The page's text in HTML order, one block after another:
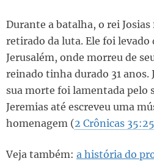
Durante a batalha, o rei
retirado da luta. Ele foi levado
Jerusalém, onde morreu de
reinado tinha durado 31 anos.
sua morte foi lamentada pelo
Jeremias até escreveu uma
homenagem (2 Crônicas 35:25
Veja também: a história do